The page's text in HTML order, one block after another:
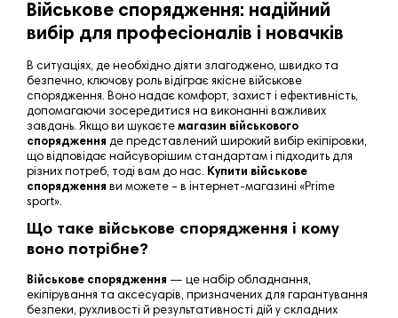
Військове спорядження: надійний
вибір для професіоналів і новачків
В ситуаціях, де необхідно діяти злагоджено, швидко та
безпечно, ключову роль відіграє якісне військове
спорядження. Воно надає комфорт, захист і ефективність,
допомагаючи зосередитися на виконанні важливих
завдань. Якщо ви шукаєте магазин військового
спорядження де представлений широкий вибір екіпіровки,
що відповідає найсуворішим стандартам і підходить для
різних потреб, тоді вам до нас. Купити військове
спорядження ви можете – в інтернет-магазині «Prime
sport».
Що таке військове спорядження і кому
воно потрібне?
Військове спорядження — це набір обладнання,
екіпірування та аксесуарів, призначених для гарантування
безпеки, рухливості й результативності дій у складних